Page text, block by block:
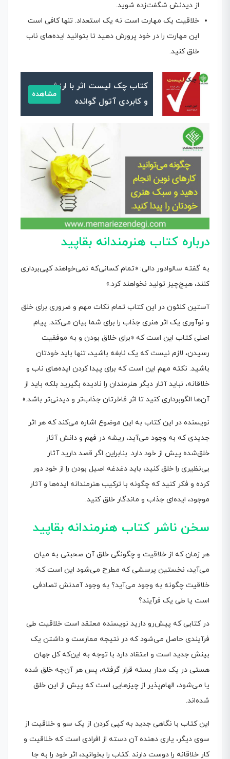
از دیدنش شگفت‌زده شوید.
خلاقیت یک مهارت است نه یک استعداد. تنها کافی است
این مهارت را در خود پرورش دهید تا بتوانید ایده‌های ناب
خلق کنید.
کتاب چک لیست اثر با ارزش
و کابردی آتول گوانده
مشاهده
درباره کتاب هنرمندانه بقاپید
به گفته سالوادور دالی: «تمام کسانی‌که نمی‌خواهند کپی‌برداری
کنند، هیچ‌چیز تولید نخواهند کرد.»
آستین کلئون در این کتاب تمام نکات مهم و ضروری برای خلق
و نوآوری یک اثر هنری جذاب را برای شما بیان می‌کند. پیام
اصلی کتاب این است که «برای خلاق بودن و به موفقیت
رسیدن، لازم نیست که یک نابغه باشید، تنها باید خودتان
باشید. نکته مهم این است که برای پیدا کردن ایده‌های ناب و
خلاقانه، نباید آثار دیگر هنرمندان را نادیده بگیرید بلکه باید از
آن‌ها الگوبرداری کنید تا اثر فاخرتان جذاب‌تر و دیدنی‌تر باشد.»
نویسنده در این کتاب به این موضوع اشاره می‌کند که هر اثر
جدیدی که به وجود می‌آید، ریشه در فهم و دانش آثار
خلق‌شده پیش از خود دارد. بنابراین اگر قصد دارید آثار
بی‌نظیری را خلق کنید، باید دغدغه اصیل بودن را از خود دور
کرده و فکر کنید که چگونه با ترکیب هنرمندانه ایده‌ها و آثار
موجود، ایده‌ای جذاب و ماندگار خلق کنید.
سخن ناشر کتاب هنرمندانه بقاپید
هر زمان که از خلاقیت و چگونگی خلق آن صحبتی به میان
می‌آید، نخستین پرسشی که مطرح می‌شود این است که:
خلاقیت چگونه به وجود می‌آید؟ به وجود آمدنش تصادفی
است یا طی یک فرآیند؟
در کتابی که پیش‌رو دارید نویسنده معتقد است خلاقیت طی
فرآیندی حاصل می‌شود که در نتیجه ممارست و داشتن یک
بینش جدید است و اعتقاد دارد با توجه به این‌که کل جهان
هستی در یک مدار بسته قرار گرفته، پس هر آن‌چه خلق شده
یا می‌شود، الهام‌پذیر از چیزهایی است که پیش از این خلق
شده‌اند.
این کتاب با نگاهی جدید به کپی کردن از یک سو و خلاقیت از
سوی دیگر، یاری دهنده آن دسته از افرادی است که خلاقیت و
کار خلاقانه را دوست دارند .کتاب را بخوانید، اثر خود را به جا